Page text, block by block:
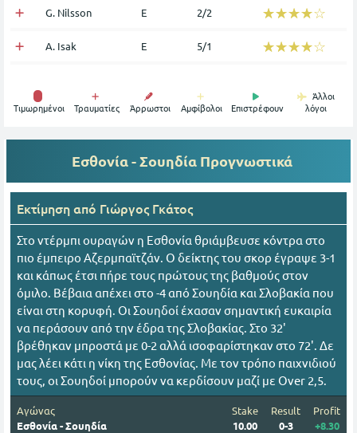
G. Nilsson Ε 2/2 ☆☆☆☆☆
★★★★★
A. Isak Ε 5/1 ☆☆☆☆☆
★★★★★
Tιμωρημένοι Τραυματίες Άρρωστοι Αμφίβολοι Επιστρέφουν
Άλλοι
λόγοι
Εσθονία - Σουηδία Προγνωστικά
Εκτίμηση από Γιώργος Γκάτος
Στο ντέρμπι ουραγών η Εσθονία θριάμβευσε κόντρα στο
πιο έμπειρο Αζερμπαϊτζάν. Ο δείκτης του σκορ έγραψε 3-1
και κάπως έτσι πήρε τους πρώτους της βαθμούς στον
όμιλο. Βέβαια απέχει στο -4 από Σουηδία και Σλοβακία που
είναι στη κορυφή. Οι Σουηδοί έχασαν σημαντική ευκαιρία
να περάσουν από την έδρα της Σλοβακίας. Στο 32'
βρέθηκαν μπροστά με 0-2 αλλά ισοφαρίστηκαν στο 72'. Δε
μας λέει κάτι η νίκη της Εσθονίας. Με τον τρόπο παιχνιδιού
τους, οι Σουηδοί μπορούν να κερδίσουν μαζί με Over 2,5.
Αγώνας
Εσθονία - Σουηδία
Stake
10.00
Result
0-3
Profit
+8.30